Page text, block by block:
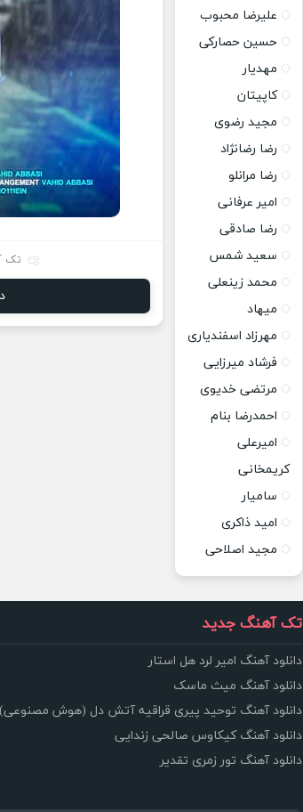
تک
علیرضا محبوب
حسین حصارکی
مهدیار
کاپیتان
مجید رضوی
رضا رضانژاد
رضا مرانلو
امیر عرفانی
رضا صادقی
سعید شمس
محمد زینعلی
میهاد
مهرزاد اسفندیاری
فرشاد میرزایی
مرتضی خدیوی
احمدرضا بنام
امیرعلی
کریمخانی
سامیار
امید ذاکری
مجید اصلاحی
تک آهنگ جدید
دانلود آهنگ امیر لرد هل استار
دانلود آهنگ میث ماسک
دانلود آهنگ توحید پیری قراقیه آتش دل (هوش مصنوعی)
دانلود آهنگ کیکاوس صالحی زندایی
دانلود آهنگ تور زمری تقدیر